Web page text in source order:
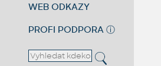
WEB ODKAZY
PROFI PODPORA ⓘ